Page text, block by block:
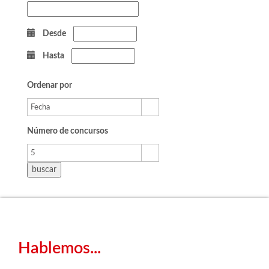
Desde
Hasta
Ordenar por
Número de concursos
Hablemos...